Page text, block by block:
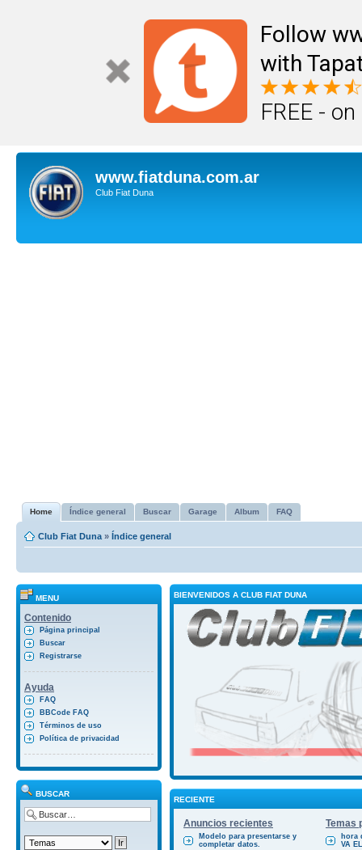
Follow
with
FREE -
www.fiatduna.com.ar
Club Fiat Duna
Home Índice general Buscar Garage Album FAQ
Club Fiat Duna » Índice general
MENU
Contenido
Página principal
Buscar
Registrarse
Ayuda
FAQ
BBCode FAQ
Términos de uso
Política de privacidad
BUSCAR
BIENVENIDOS A CLUB FIAT DUNA
RECIENTE
Anuncios recientes Temas
Modelo para presentarse y
completar datos.
hora
VA